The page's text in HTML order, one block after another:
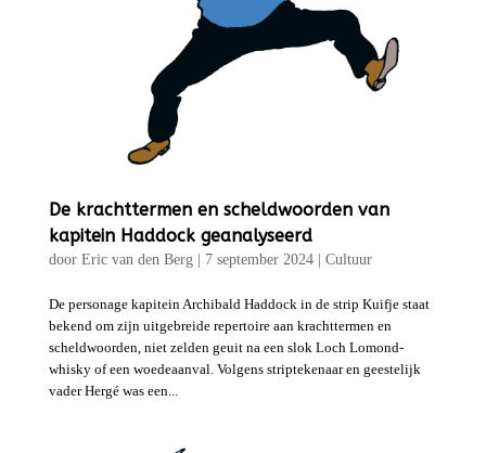
De krachttermen en scheldwoorden van
kapitein Haddock geanalyseerd
door Eric van den Berg| 7 september 2024| Cultuur
De personage kapitein Archibald Haddock in de strip Kuifje staat
bekend om zijn uitgebreide repertoire aan krachttermen en
scheldwoorden, niet zelden geuit na een slok Loch Lomond-
whisky of een woedeaanval. Volgens striptekenaar en geestelijk
vader Hergé was een...